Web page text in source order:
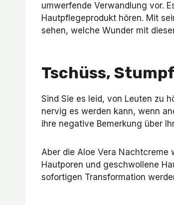
umwerfende Verwandlung vor.
Hautpflegeprodukt hören. Mit
sehen, welche Wunder mit
Tschüss,
Sind Sie es leid, von Leuten zu
nervig es werden kann, wenn
ihre negative Bemerkung über
Aber die Aloe Vera Nachtcreme
Hautporen und geschwollene
sofortigen Transformation